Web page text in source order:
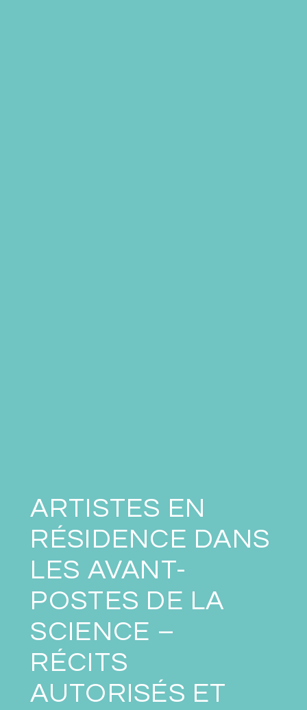
ARTISTES EN
RÉSIDENCE DANS
LES AVANT-
POSTES DE LA
SCIENCE –
RÉCITS
AUTORISÉS ET